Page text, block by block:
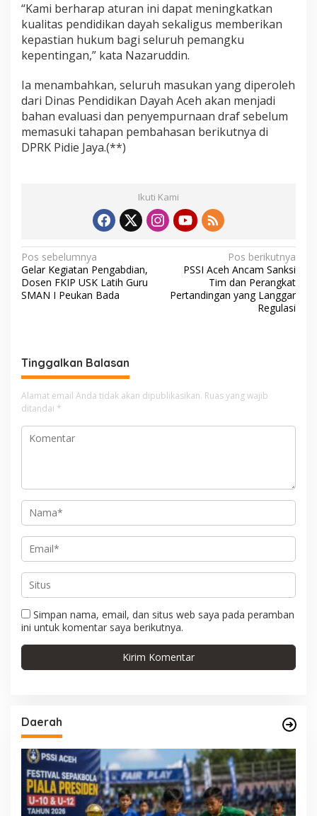
“Kami berharap aturan ini dapat meningkatkan
kualitas pendidikan dayah sekaligus memberikan
kepastian hukum bagi seluruh pemangku
kepentingan,” kata Nazaruddin.
Ia menambahkan, seluruh masukan yang diperoleh
dari Dinas Pendidikan Dayah Aceh akan menjadi
bahan evaluasi dan penyempurnaan draf sebelum
memasuki tahapan pembahasan berikutnya di
DPRK Pidie Jaya.(**)
Ikuti Kami
N
a
v
a
s
i
p
o
Pos sebelumnya
Gelar Kegiatan Pengabdian,
Dosen FKIP USK Latih Guru
SMAN I Peukan Bada
Pos berikutnya
PSSI Aceh Ancam Sanksi
Tim dan Perangkat
Pertandingan yang Langgar
Regulasi
Tinggalkan Balasan
Alamat email Anda tidak akan dipublikasikan. Ruas yang wajib
ditandai *
Simpan nama, email, dan situs web saya pada peramban
ini untuk komentar saya berikutnya.
Daerah